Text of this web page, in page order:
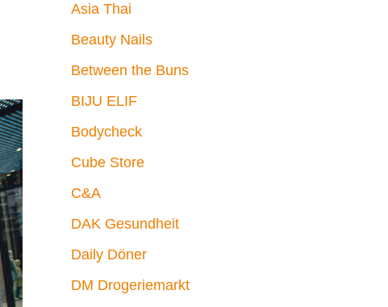
Asia Thai
Beauty Nails
Between the Buns
BIJU ELIF
Bodycheck
Cube Store
C&A
DAK Gesundheit
Daily Döner
DM Drogeriemarkt